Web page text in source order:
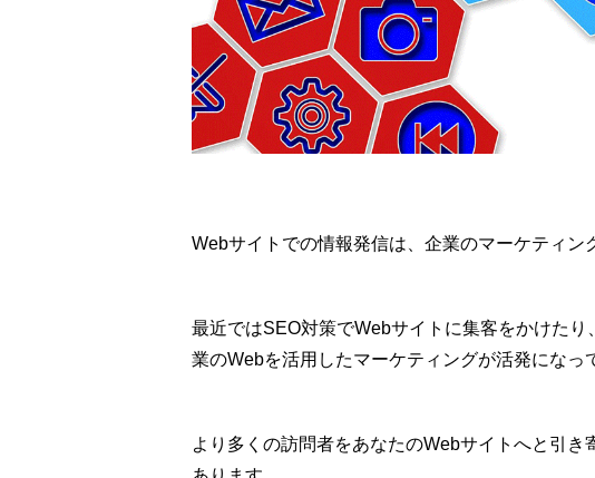
Webサイトでの情報発信は、企業のマーケティン
最近ではSEO対策でWebサイトに集客をかけた
業のWebを活用したマーケティングが活発になっ
より多くの訪問者をあなたのWebサイトへと引